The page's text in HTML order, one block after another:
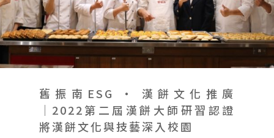
永續新聞集
利害關係人
全台據點
客服中心
會員禮遇
線上購物 會員禮遇
舊振南ESG ‧ 漢餅文化推廣
│2022第二屆漢餅大師研習認證
將漢餅文化與技藝深入校園